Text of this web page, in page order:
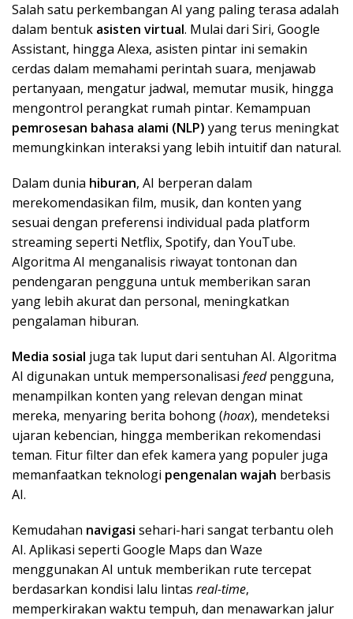
Salah satu perkembangan AI yang paling terasa adalah
dalam bentuk asisten virtual. Mulai dari Siri, Google
Assistant, hingga Alexa, asisten pintar ini semakin
cerdas dalam memahami perintah suara, menjawab
pertanyaan, mengatur jadwal, memutar musik, hingga
mengontrol perangkat rumah pintar. Kemampuan
pemrosesan bahasa alami (NLP) yang terus meningkat
memungkinkan interaksi yang lebih intuitif dan natural.
Dalam dunia hiburan, AI berperan dalam
merekomendasikan film, musik, dan konten yang
sesuai dengan preferensi individual pada platform
streaming seperti Netflix, Spotify, dan YouTube.
Algoritma AI menganalisis riwayat tontonan dan
pendengaran pengguna untuk memberikan saran
yang lebih akurat dan personal, meningkatkan
pengalaman hiburan.
Media sosial juga tak luput dari sentuhan AI. Algoritma
AI digunakan untuk mempersonalisasi feedpengguna,
menampilkan konten yang relevan dengan minat
mereka, menyaring berita bohong (hoax), mendeteksi
ujaran kebencian, hingga memberikan rekomendasi
teman. Fitur filter dan efek kamera yang populer juga
memanfaatkan teknologi pengenalan wajah berbasis
AI.
Kemudahan navigasi sehari-hari sangat terbantu oleh
AI. Aplikasi seperti Google Maps dan Waze
menggunakan AI untuk memberikan rute tercepat
berdasarkan kondisi lalu lintas real-time,
memperkirakan waktu tempuh, dan menawarkan jalur